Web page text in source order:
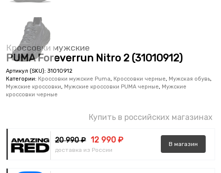
Кроссовки мужские
PUMA Foreverrun Nitro 2 (31010912)
Артикул (SKU): 31010912
Категории: Кроссовки мужские Puma, Кроссовки черные, Мужская обувь,
Мужские кроссовки, Мужские кроссовки PUMA черные, Мужские
кроссовки черные
Купить в российских магазинах
20 990 ₽ 12 990 ₽
доставка из России
В магазин